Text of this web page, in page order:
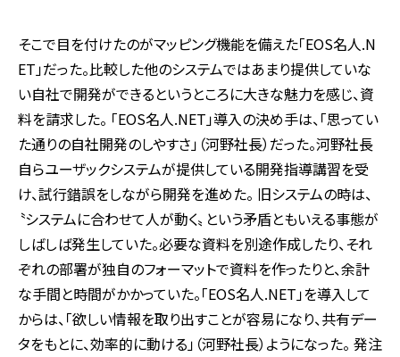
そこで目を付けたのがマッピング機能を備えた「EOS名人.N
ET」だった。比較した他のシステムではあまり提供していな
い自社で開発ができるというところに大きな魅力を感じ、資
料を請求した。 「EOS名人.NET」導入の決め手は、「思ってい
た通りの自社開発のしやすさ」（河野社長）だった。河野社長
自らユーザックシステムが提供している開発指導講習を受
け、試行錯誤をしながら開発を進めた。 旧システムの時は、
〝システムに合わせて人が動く〟という矛盾ともいえる事態が
しばしば発生していた。必要な資料を別途作成したり、それ
ぞれの部署が独自のフォーマットで資料を作ったりと、余計
な手間と時間がかかっていた。「EOS名人.NET」を導入して
からは、「欲しい情報を取り出すことが容易になり、共有デー
タをもとに、効率的に動ける」（河野社長）ようになった。 発注